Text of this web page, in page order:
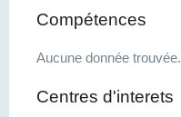
Compétences
Aucune donnée trouvée.
Centres d'interets